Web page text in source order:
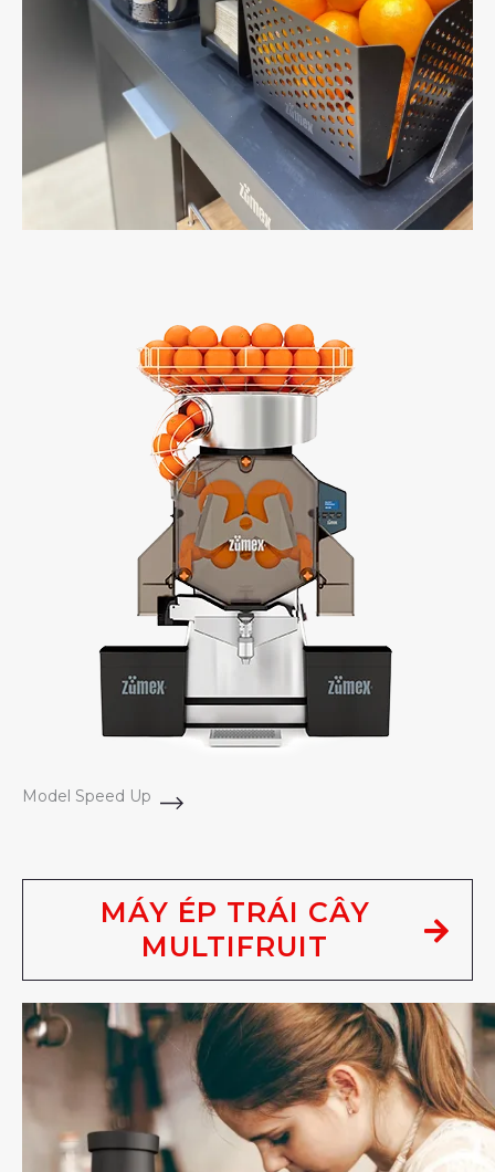
Model Speed Up
MÁY ÉP TRÁI CÂY
MULTIFRUIT